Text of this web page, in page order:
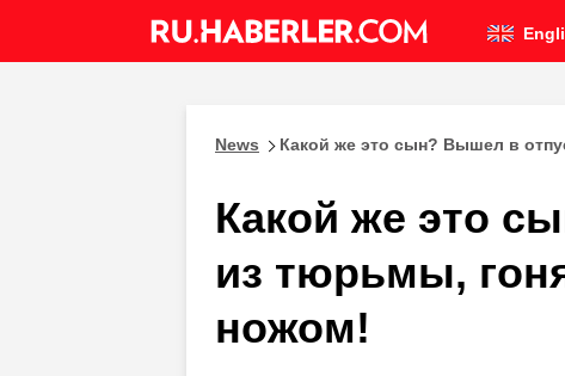
News Какой же это сын? Вышел в
Какой же это
из тюрьмы,
ножом!